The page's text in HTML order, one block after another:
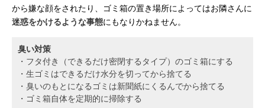
から嫌な顔をされたり、ゴミ箱の置き場所によってはお隣さんに
迷惑をかけるような事態にもなりかねません。
臭い対策
・フタ付き（できるだけ密閉するタイプ）のゴミ箱にする
・生ゴミはできるだけ水分を切ってから捨てる
・臭いのもとになるゴミは新聞紙にくるんでから捨てる
・ゴミ箱自体を定期的に掃除する